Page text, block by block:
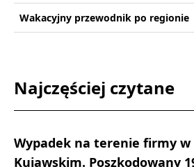
Wakacyjny przewodnik po regionie
Najczęściej czytane
Wypadek na terenie firmy w
Kujawskim. Poszkodowany